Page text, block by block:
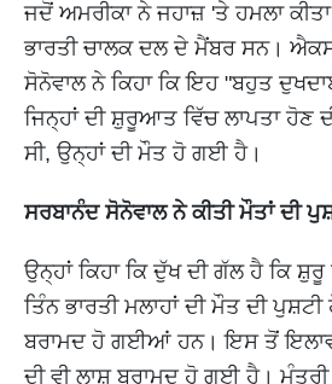
ਜਦੋਂ ਅਮਰੀਕਾ ਨੇ ਜਹਾਜ਼ 'ਤੇ ਹਮਲਾ
ਭਾਰਤੀ ਚਾਲਕ ਦਲ ਦੇ ਮੈਂਬਰ ਸਨ।
ਸੋਨੋਵਾਲ ਨੇ ਕਿਹਾ ਕਿ ਇਹ "ਬਹੁਤ
ਜਿਨ੍ਹਾਂ ਦੀ ਸ਼ੁਰੂਆਤ ਵਿੱਚ ਲਾਪਤਾ ਹੋਣ
ਸੀ, ਉਨ੍ਹਾਂ ਦੀ ਮੌਤ ਹੋ ਗਈ ਹੈ।
ਸਰਬਾਨੰਦ ਸੋਨੋਵਾਲ ਨੇ ਕੀਤੀ ਮੌਤਾਂ ਦੀ
ਉਨ੍ਹਾਂ ਕਿਹਾ ਕਿ ਦੁੱਖ ਦੀ ਗੱਲ ਹੈ ਕਿ
ਤਿੰਨ ਭਾਰਤੀ ਮਲਾਹਾਂ ਦੀ ਮੌਤ ਦੀ
ਬਰਾਮਦ ਹੋ ਗਈਆਂ ਹਨ। ਇਸ ਤੋਂ
ਦੀ ਵੀ ਲਾਸ਼ ਬਰਾਮਦ ਹੋ ਗਈ ਹੈ।